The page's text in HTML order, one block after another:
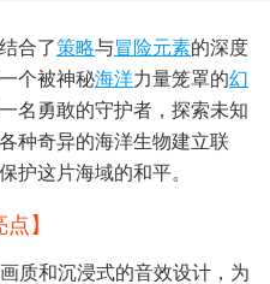
合了策略与冒险元素的深度
个被神秘海洋力量笼罩的幻
名勇敢的守护者，探索未知
种奇异的海洋生物建立联
护这片海域的和平。
】
质和沉浸式的音效设计，为